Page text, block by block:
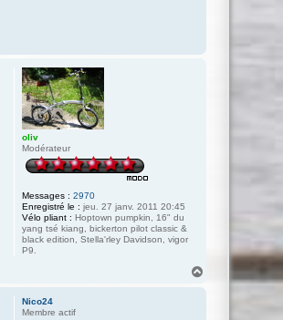
oliv
Modérateur
Messages : 2970
Enregistré le : jeu. 27 janv. 2011 20:45
Vélo pliant : Hoptown pumpkin, 16" du
yang tsé kiang, bickerton pilot classic &
black edition, Stella'rley Davidson, vigor
P9.
Nico24
Membre actif